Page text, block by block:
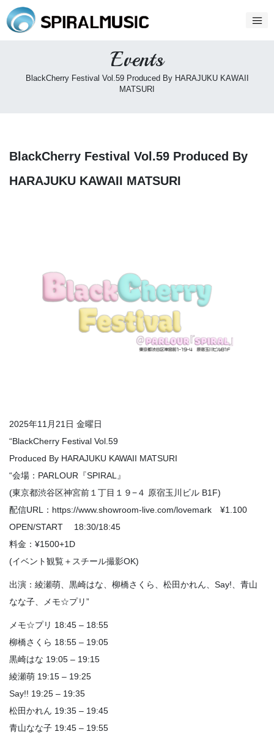
Events
BlackCherry Festival Vol.59 Produced By HARAJUKU KAWAII
MATSURI
BlackCherry Festival Vol.59 Produced By
HARAJUKU KAWAII MATSURI
2025年11月21日 金曜日
“BlackCherry Festival Vol.59
Produced By HARAJUKU KAWAII MATSURI
“会場：PARLOUR『SPIRAL』
(東京都渋谷区神宮前１丁目１９−４ 原宿玉川ビル B1F)
配信URL：https://www.showroom-live.com/lovemark ¥1.100
OPEN/START 18:30/18:45
料金：¥1500+1D
(イベント観覧＋スチール撮影OK)
出演：綾瀬萌、黒崎はな、柳橋さくら、松田かれん、Say!、青山
なな子、メモ☆プリ”
メモ☆プリ 18:45 – 18:55
柳橋さくら 18:55 – 19:05
黒崎はな 19:05 – 19:15
綾瀬萌 19:15 – 19:25
Say!! 19:25 – 19:35
松田かれん 19:35 – 19:45
青山なな子 19:45 – 19:55